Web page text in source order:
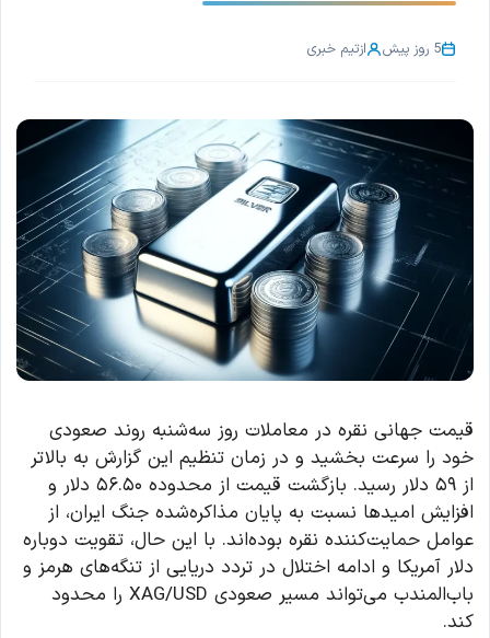
5 روز پیش ازتیم خبری
قیمت جهانی نقره در معاملات روز سه‌شنبه روند صعودی
خود را سرعت بخشید و در زمان تنظیم این گزارش به بالاتر
از ۵۹ دلار رسید. بازگشت قیمت از محدوده ۵۶.۵۰ دلار و
افزایش امیدها نسبت به پایان مذاکره‌شده جنگ ایران، از
عوامل حمایت‌کننده نقره بوده‌اند. با این حال، تقویت دوباره
دلار آمریکا و ادامه اختلال در تردد دریایی از تنگه‌های هرمز و
باب‌المندب می‌تواند مسیر صعودی XAG/USD را محدود
کند.